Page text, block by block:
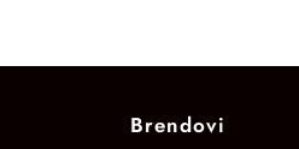
Brendovi